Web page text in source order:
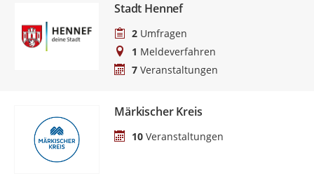
Stadt Hennef
2 Umfragen
1 Meldeverfahren
7 Veranstaltungen
Märkischer Kreis
10 Veranstaltungen